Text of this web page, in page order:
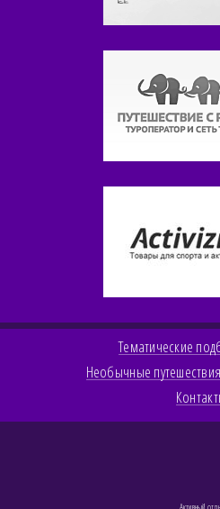
Тематические
Необычные